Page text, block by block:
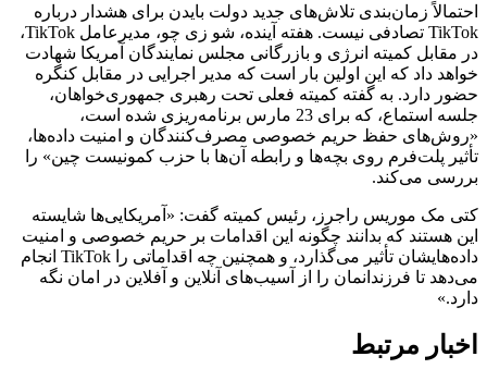
احتمالاً زمان‌بندی تلاش‌های جدید دولت بایدن برای هشدار درباره
TikTok تصادفی نیست. هفته آینده، شو زی چو، مدیرعامل TikTok،
در مقابل کمیته انرژی و بازرگانی مجلس نمایندگان آمریکا شهادت
خواهد داد که این اولین بار است که مدیر اجرایی در مقابل کنگره
حضور دارد. به گفته کمیته فعلی تحت رهبری جمهوری‌خواهان،
جلسه استماع، که برای 23 مارس برنامه‌ریزی شده است،
«روش‌های حفظ حریم خصوصی مصرف‌کنندگان و امنیت داده‌ها،
تأثیر پلت‌فرم روی بچه‌ها و رابطه آن‌ها با حزب کمونیست چین» را
بررسی می‌کند.
کتی مک موریس راجرز، رئیس کمیته گفت: «آمریکایی‌ها شایسته
این هستند که بدانند چگونه این اقدامات بر حریم خصوصی و امنیت
داده‌هایشان تأثیر می‌گذارد، و همچنین چه اقداماتی را TikTok انجام
می‌دهد تا فرزندانمان را از آسیب‌های آنلاین و آفلاین در امان نگه
دارد.»
اخبار مرتبط